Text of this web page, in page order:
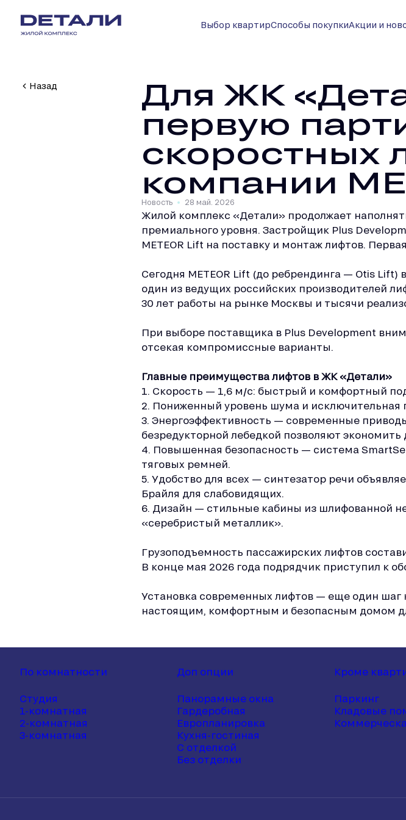
Выбор квартирСпособы покупкиАкции и
Назад
Для ЖК
первую
скоростных
компании
Новость 28 май. 2026
Жилой комплекс «Детали» продолжает
премиального уровня. Застройщик Plus
METEOR Lift на поставку и монтаж лифтов.
Сегодня METEOR Lift (до ребрендинга — Otis
один из ведущих российских производителей
30 лет работы на рынке Москвы и тысячи
При выборе поставщика в Plus Development
отсекая компромиссные варианты.
Главные преимущества лифтов в ЖК «Детали»
1. Скорость — 1,6 м/с: быстрый и комфортный
2. Пониженный уровень шума и исключительная
3. Энергоэффективность — современные
безредукторной лебедкой позволяют экономить
4. Повышенная безопасность — система
тяговых ремней.
5. Удобство для всех — синтезатор речи
Брайля для слабовидящих.
6. Дизайн — стильные кабины из шлифованной
«серебристый металлик».
Грузоподъемность пассажирских лифтов
В конце мая 2026 года подрядчик приступил к
Установка современных лифтов — еще один шаг
настоящим, комфортным и безопасным домом
По комнатности
Студия
1-комнатная
2-комнатная
3-комнатная
Доп опции
Панорамные окна
Гардеробная
Европланировка
Кухня-гостиная
С отделкой
Без отделки
Кроме
Паркинг
Кладовые